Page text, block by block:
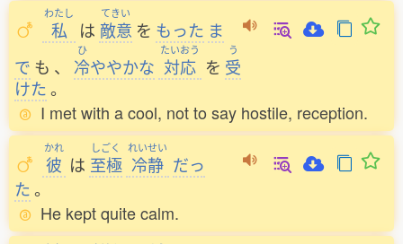
わたし
私 は
てきい
敵意 を もった ま
で も 、
ひ
冷ややかな
たいおう
対応 を
う
受
けた。
I met with a cool, not to say hostile, reception.
かれ
彼 は
しごく
至極
れいせい
冷静 だっ
た。
He kept quite calm.